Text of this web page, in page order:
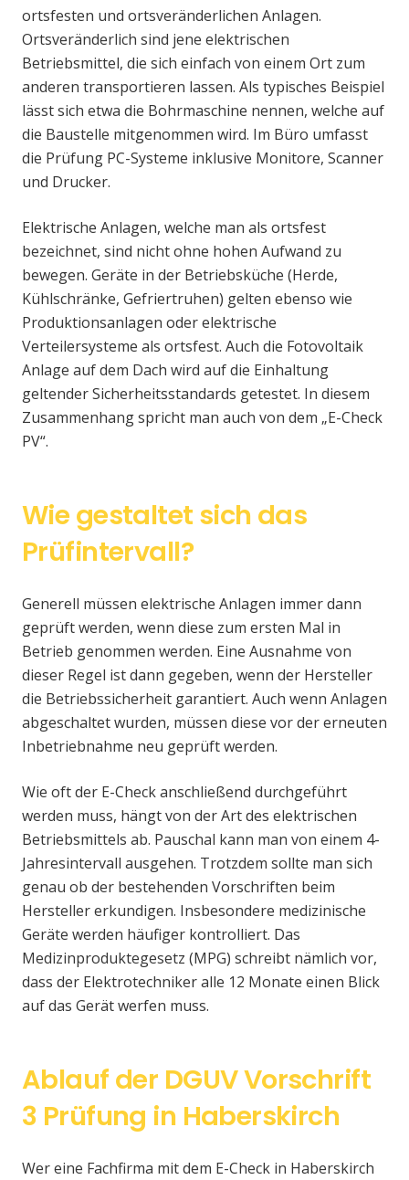
ortsfesten und ortsveränderlichen Anlagen.
Ortsveränderlich sind jene elektrischen
Betriebsmittel, die sich einfach von einem Ort zum
anderen transportieren lassen. Als typisches Beispiel
lässt sich etwa die Bohrmaschine nennen, welche auf
die Baustelle mitgenommen wird. Im Büro umfasst
die Prüfung PC-Systeme inklusive Monitore, Scanner
und Drucker.
Elektrische Anlagen, welche man als ortsfest
bezeichnet, sind nicht ohne hohen Aufwand zu
bewegen. Geräte in der Betriebsküche (Herde,
Kühlschränke, Gefriertruhen) gelten ebenso wie
Produktionsanlagen oder elektrische
Verteilersysteme als ortsfest. Auch die Fotovoltaik
Anlage auf dem Dach wird auf die Einhaltung
geltender Sicherheitsstandards getestet. In diesem
Zusammenhang spricht man auch von dem „E-Check
PV“.
Wie gestaltet sich das
Prüfintervall?
Generell müssen elektrische Anlagen immer dann
geprüft werden, wenn diese zum ersten Mal in
Betrieb genommen werden. Eine Ausnahme von
dieser Regel ist dann gegeben, wenn der Hersteller
die Betriebssicherheit garantiert. Auch wenn Anlagen
abgeschaltet wurden, müssen diese vor der erneuten
Inbetriebnahme neu geprüft werden.
Wie oft der E-Check anschließend durchgeführt
werden muss, hängt von der Art des elektrischen
Betriebsmittels ab. Pauschal kann man von einem 4-
Jahresintervall ausgehen. Trotzdem sollte man sich
genau ob der bestehenden Vorschriften beim
Hersteller erkundigen. Insbesondere medizinische
Geräte werden häufiger kontrolliert. Das
Medizinproduktegesetz (MPG) schreibt nämlich vor,
dass der Elektrotechniker alle 12 Monate einen Blick
auf das Gerät werfen muss.
Ablauf der DGUV Vorschrift
3 Prüfung in Haberskirch
Wer eine Fachfirma mit dem E-Check in Haberskirch